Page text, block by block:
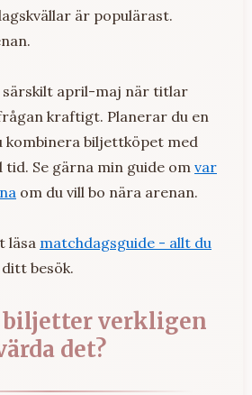
är populärast.
särskilt april-maj när titlar
kraftigt. Planerar du en
kombinera biljettköpet med
Se gärna min guide om var
om du vill bo nära arenan.
läsa matchdagsguide - allt du
besök.
biljetter verkligen
det?